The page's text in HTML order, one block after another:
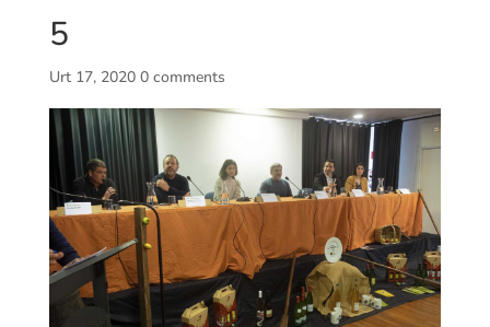
5
Urt 17, 2020 0 comments